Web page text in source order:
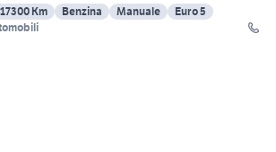
Km Benzina Manuale
Euro 5